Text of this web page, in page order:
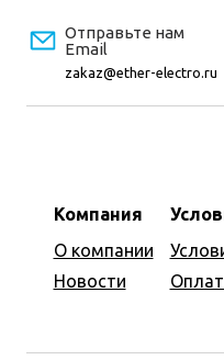
Отправьте нам
Email
zakaz@ether-electro.ru
Компания
О компании
Новости